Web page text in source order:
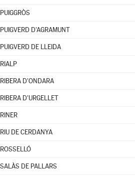
PUIGGRÒS
PUIGVERD D'AGRAMUNT
PUIGVERD DE LLEIDA
RIALP
RIBERA D'ONDARA
RIBERA D'URGELLET
RINER
RIU DE CERDANYA
ROSSELLÓ
SALÀS DE PALLARS